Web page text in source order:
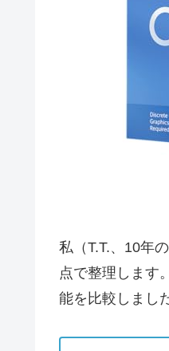
私（T.T.、10年
点で整理します
能を比較しまし